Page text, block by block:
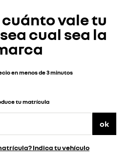
vale tu
cual sea la
en menos de 3 minutos
tu matrícula
ok
Indica tu vehículo